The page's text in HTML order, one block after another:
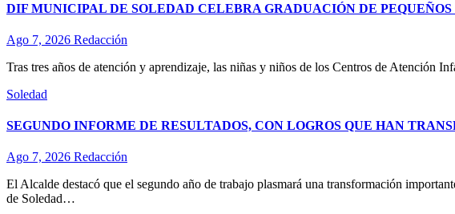
DIF MUNICIPAL DE SOLEDAD CELEBRA GRADUACIÓN DE
Ago 7, 2026 Redacción
Tras tres años de atención y aprendizaje, las niñas y niños de los Centros de Atención
Soledad
SEGUNDO INFORME DE RESULTADOS, CON LOGROS QUE HAN
Ago 7, 2026 Redacción
El Alcalde destacó que el segundo año de trabajo plasmará una transformación
de Soledad…